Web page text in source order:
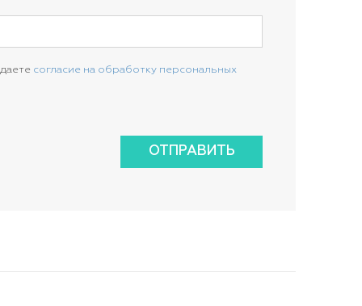
согласие на обработку персональных
ОТПРАВИТЬ